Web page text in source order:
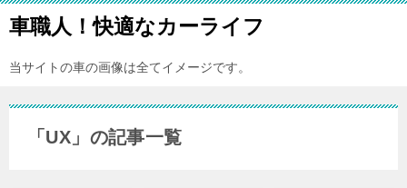
車職人！快適なカーライフ
当サイトの車の画像は全てイメージです。
「UX」の記事一覧